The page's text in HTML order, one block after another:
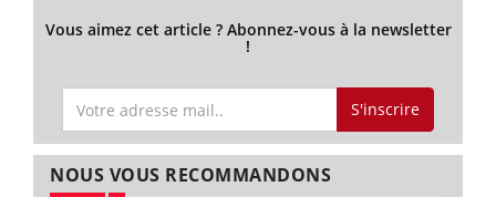
Vous aimez cet article ? Abonnez-vous à la newsletter
!
S'inscrire
NOUS VOUS RECOMMANDONS